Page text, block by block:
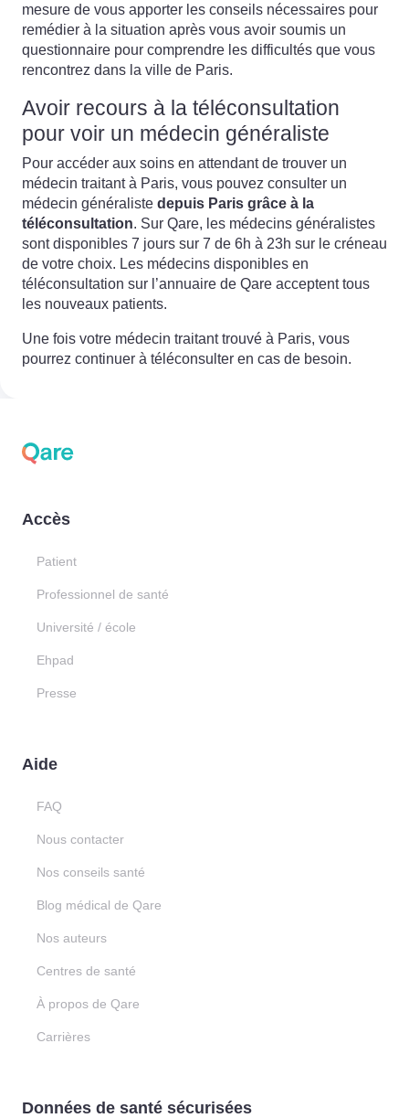
mesure de vous apporter les conseils nécessaires pour
remédier à la situation après vous avoir soumis un
questionnaire pour comprendre les difficultés que vous
rencontrez dans la ville de Paris.
Avoir recours à la téléconsultation
pour voir un médecin généraliste
Pour accéder aux soins en attendant de trouver un
médecin traitant à Paris, vous pouvez consulter un
médecin généraliste depuis Paris grâce à la
téléconsultation. Sur Qare, les médecins généralistes
sont disponibles 7 jours sur 7 de 6h à 23h sur le créneau
de votre choix. Les médecins disponibles en
téléconsultation sur l’annuaire de Qare acceptent tous
les nouveaux patients.
Une fois votre médecin traitant trouvé à Paris, vous
pourrez continuer à téléconsulter en cas de besoin.
Accès
Patient
Professionnel de santé
Université / école
Ehpad
Presse
Aide
FAQ
Nous contacter
Nos conseils santé
Blog médical de Qare
Nos auteurs
Centres de santé
À propos de Qare
Carrières
Données de santé sécurisées